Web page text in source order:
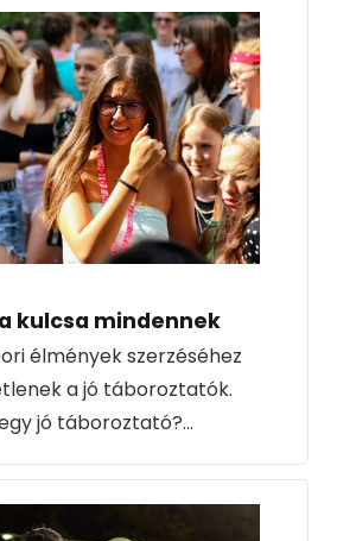
kulcsa mindennek
élmények szerzéséhez
a jó táboroztatók.
jó táboroztató?…